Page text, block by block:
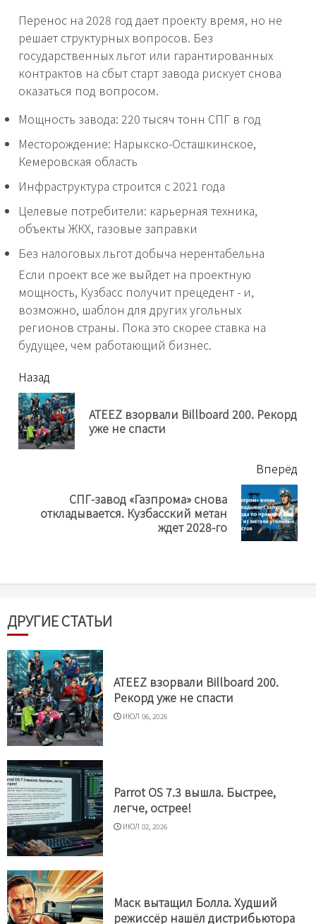
Перенос на 2028 год дает проекту время, но не
решает структурных вопросов. Без
государственных льгот или гарантированных
контрактов на сбыт старт завода рискует снова
оказаться под вопросом.
Мощность завода: 220 тысяч тонн СПГ в год
Месторождение: Нарыкско-Осташкинское,
Кемеровская область
Инфраструктура строится с 2021 года
Целевые потребители: карьерная техника,
объекты ЖКХ, газовые заправки
Без налоговых льгот добыча нерентабельна
Если проект все же выйдет на проектную
мощность, Кузбасс получит прецедент - и,
возможно, шаблон для других угольных
регионов страны. Пока это скорее ставка на
будущее, чем работающий бизнес.
читать
еще
Назад
ATEEZ взорвали Billboard 200. Рекорд
уже не спасти
Вперёд
Next
СПГ-завод «Газпрома» снова
откладывается. Кузбасский метан
ждет 2028-го
ДРУГИЕ СТАТЬИ
ATEEZ взорвали Billboard 200.
Рекорд уже не спасти
ИЮЛ 06, 2026
Parrot OS 7.3 вышла. Быстрее,
легче, острее!
ИЮЛ 02, 2026
Маск вытащил Болла. Худший
режиссёр нашёл дистрибьютора